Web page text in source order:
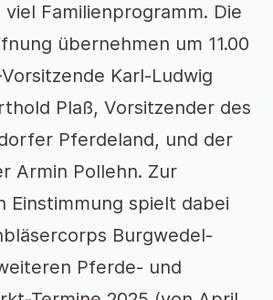
viel Familienprogramm. Die
übernehmen um 11.00
Karl-Ludwig
Plaß, Vorsitzender des
Pferdeland, und der
Armin Pollehn. Zur
Einstimmung spielt dabei
Burgwedel-
Pferde- und